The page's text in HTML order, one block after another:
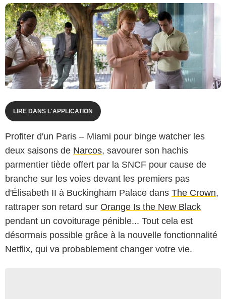
LIRE DANS L'APPLICATION
Profiter d'un Paris – Miami pour binge watcher les
deux saisons de Narcos, savourer son hachis
parmentier tiède offert par la SNCF pour cause de
branche sur les voies devant les premiers pas
d'Élisabeth II à Buckingham Palace dans The Crown,
rattraper son retard sur Orange Is the New Black
pendant un covoiturage pénible... Tout cela est
désormais possible grâce à la nouvelle fonctionnalité
Netflix, qui va probablement changer votre vie.